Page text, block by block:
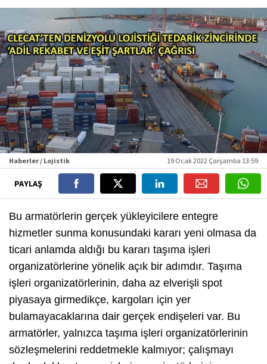
Haberler / Lojistik 19 Ocak 2022 Çarşamba 13:59
PAYLAŞ
Bu armatörlerin gerçek yükleyicilere entegre
hizmetler sunma konusundaki kararı yeni olmasa da
ticari anlamda aldığı bu kararı taşıma işleri
organizatörlerine yönelik açık bir adımdır. Taşıma
işleri organizatörlerinin, daha az elverişli spot
piyasaya girmedikçe, kargoları için yer
bulamayacaklarına dair gerçek endişeleri var. Bu
armatörler, yalnızca taşıma işleri organizatörlerinin
sözleşmelerini reddetmekle kalmıyor; çalışmayı